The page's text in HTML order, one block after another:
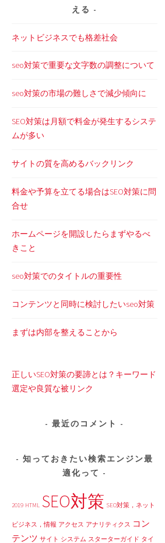
える
ネットビジネスでも格差社会
seo対策で重要な文字数の調整について
seo対策の市場の難しさで減少傾向に
SEO対策は月額で料金が発生するシステ
ムが多い
サイトの質を高めるバックリンク
料金や予算を立てる場合はSEO対策に問
合せ
ホームページを開設したらまずやるべ
きこと
seo対策でのタイトルの重要性
コンテンツと同時に検討したいseo対策
まずは内部を整えることから
正しいSEO対策の要諦とは？キーワード
選定や良質な被リンク
最近のコメント
知っておきたい検索エンジン最
適化って
2019 HTML SEO対策 SEO対策，ネット
ビジネス，情報 アクセス アナリティクス コン
テンツ サイト システム スターターガイド タイ